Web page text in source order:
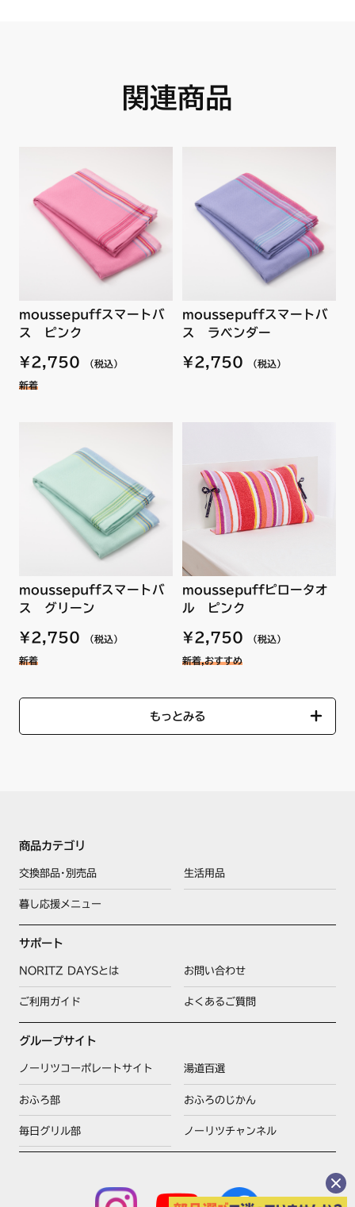
関連商品
moussepuffスマートバ
ス ピンク
¥2,750 （税込）
新着
moussepuffスマートバ
ス ラベンダー
¥2,750 （税込）
moussepuffスマートバ
ス グリーン
¥2,750 （税込）
新着
moussepuffピロータオ
ル ピンク
¥2,750 （税込）
新着,おすすめ
もっとみる
商品カテゴリ
交換部品･別売品 生活用品
暮し応援メニュー
サポート
NORITZ DAYSとは お問い合わせ
ご利用ガイド よくあるご質問
グループサイト
ノーリツコーポレートサイト 湯道百選
おふろ部 おふろのじかん
毎日グリル部 ノーリツチャンネル